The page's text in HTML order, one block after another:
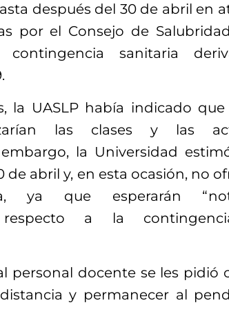
después del 30 de abril en
por el Consejo de
sanitaria
la UASLP había indicado
las clases y las
la Universidad
de abril y, en esta ocasión, no
ya que esperarán
respecto a la
personal docente se les pidió
y permanecer al